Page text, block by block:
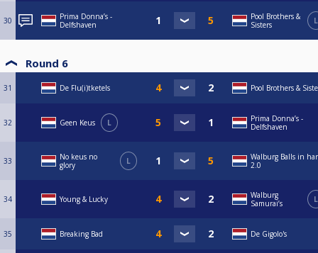
30
Prima Donna’s -
Delfshaven
Pool Brothers &
Sisters
L
Round 6
31 De Flu(i)tketels Pool Brothers &
32 Geen Keus L
Prima Donna’s -
Delfshaven
33
No keus no
glory
L
Walburg Balls in
2.0
34 Young & Lucky
Walburg
Samurai’s
L
35 Breaking Bad De Gigolo's